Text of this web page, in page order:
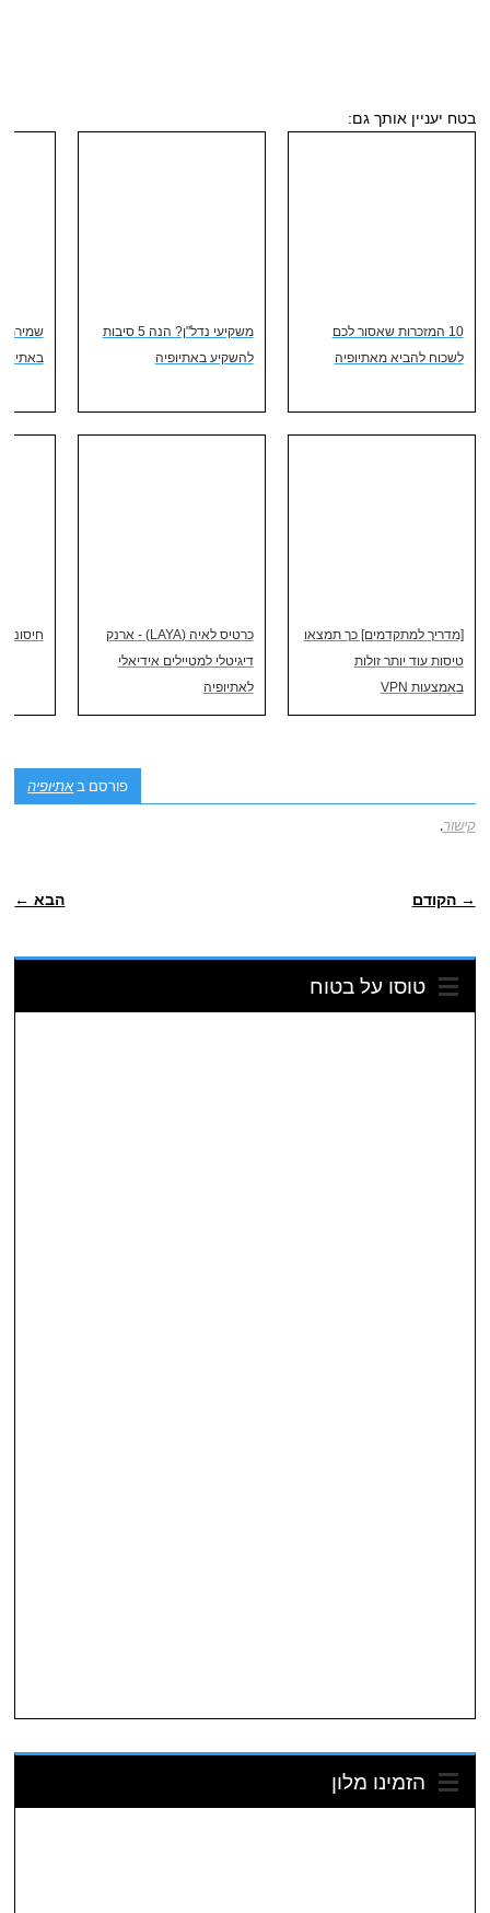
בטח יעניין אותך גם:
10 המזכרות שאסור לכם
לשכוח להביא מאתיופיה
משקיעי נדל"ן? הנה 5 סיבות
להשקיע באתיופיה
שמירת
[מדריך למתקדמים] כך תמצאו
טיסות עוד יותר זולות
באמצעות VPN
כרטיס לאיה (LAYA) - ארנק
דיגיטלי למטיילים אידיאלי
לאתיופיה
פורסם באתיופיה
קישור.
→ הקודם הבא ←
טוסו על בטוח
הזמינו מלון